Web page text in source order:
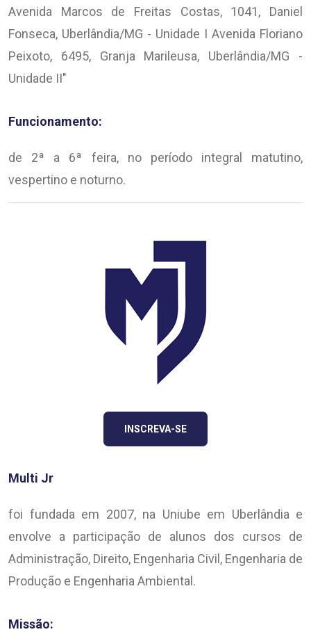
Avenida Marcos de Freitas Costas, 1041, Daniel
Fonseca, Uberlândia/MG - Unidade I Avenida Floriano
Peixoto, 6495, Granja Marileusa, Uberlândia/MG -
Unidade II"
Funcionamento:
de 2ª a 6ª feira, no período integral matutino,
vespertino e noturno.
INSCREVA-SE
Multi Jr
foi fundada em 2007, na Uniube em Uberlândia e
envolve a participação de alunos dos cursos de
Administração, Direito, Engenharia Civil, Engenharia de
Produção e Engenharia Ambiental.
Missão: